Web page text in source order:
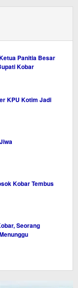
Panitia Besar
Kobar
KPU Kotim Jadi
Kobar Tembus
Seorang